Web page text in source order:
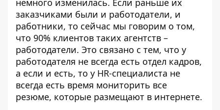
немного изменилась. Если раньше их
заказчиками были и работодатели, и
работники, то сейчас мы говорим о том,
что 90% клиентов таких агентств –
работодатели. Это связано с тем, что у
работодателя не всегда есть отдел кадров,
а если и есть, то у HR-специалиста не
всегда есть время мониторить все
резюме, которые размещают в интернете.